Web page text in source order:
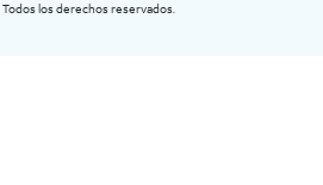
los derechos reservados.